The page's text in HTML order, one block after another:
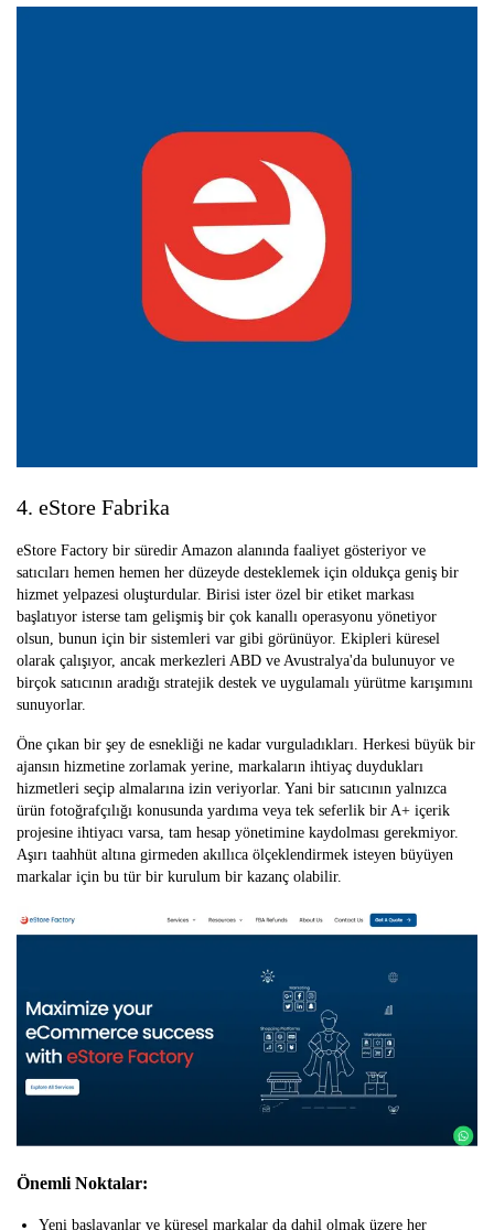
4. eStore Fabrika
eStore Factory bir süredir Amazon alanında faaliyet gösteriyor ve
satıcıları hemen hemen her düzeyde desteklemek için oldukça geniş bir
hizmet yelpazesi oluşturdular. Birisi ister özel bir etiket markası
başlatıyor isterse tam gelişmiş bir çok kanallı operasyonu yönetiyor
olsun, bunun için bir sistemleri var gibi görünüyor. Ekipleri küresel
olarak çalışıyor, ancak merkezleri ABD ve Avustralya'da bulunuyor ve
birçok satıcının aradığı stratejik destek ve uygulamalı yürütme karışımını
sunuyorlar.
Öne çıkan bir şey de esnekliği ne kadar vurguladıkları. Herkesi büyük bir
ajansın hizmetine zorlamak yerine, markaların ihtiyaç duydukları
hizmetleri seçip almalarına izin veriyorlar. Yani bir satıcının yalnızca
ürün fotoğrafçılığı konusunda yardıma veya tek seferlik bir A+ içerik
projesine ihtiyacı varsa, tam hesap yönetimine kaydolması gerekmiyor.
Aşırı taahhüt altına girmeden akıllıca ölçeklendirmek isteyen büyüyen
markalar için bu tür bir kurulum bir kazanç olabilir.
Önemli Noktalar:
Yeni başlayanlar ve küresel markalar da dahil olmak üzere her